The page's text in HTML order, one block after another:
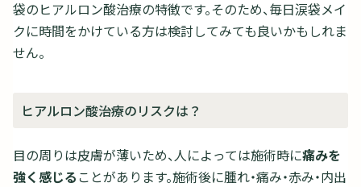
袋のヒアルロン酸治療の特徴です。そのため、毎日涙袋メイ
クに時間をかけている方は検討してみても良いかもしれま
せん。
ヒアルロン酸治療のリスクは？
目の周りは皮膚が薄いため、人によっては施術時に痛みを
強く感じる ことがあります。施術後に腫れ・痛み・赤み・内出